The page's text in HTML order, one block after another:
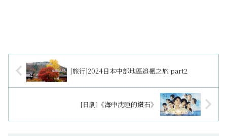
[旅行]2024日本中部地區追楓之旅 part2
[日劇]《海中沈睡的鑽石》